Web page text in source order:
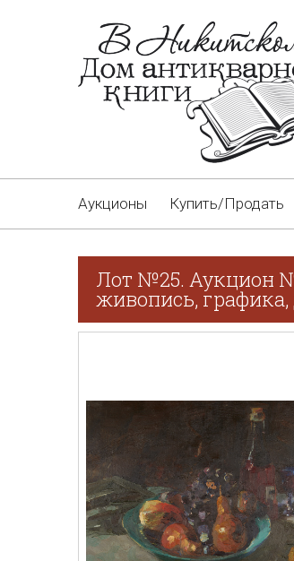
Аукционы Купить/Продать
Лот №25. Аукцион
живопись, графика,